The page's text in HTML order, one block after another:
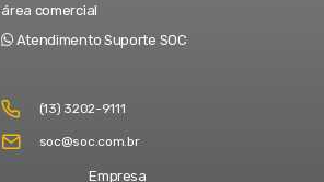
área comercial
Atendimento Suporte SOC
(13) 3202-9111
soc@soc.com.br
Empresa